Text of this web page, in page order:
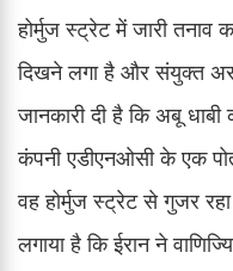
होर्मुज स्ट्रेट में जारी तनाव
दिखने लगा है और संयुक्त
जानकारी दी है कि अबू धाबी
कंपनी एडीएनओसी के एक
वह होर्मुज स्ट्रेट से गुजर
लगाया है कि ईरान ने